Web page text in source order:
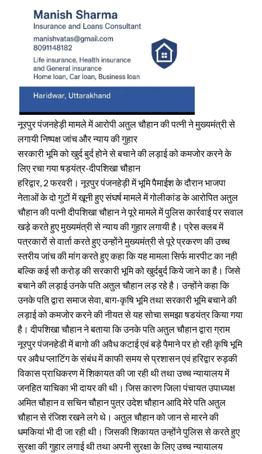
नूरपुर पंजनहेड़ी मामले में आरोपी अतुल चौहान की पत्नी ने मुख्यमंत्री से
लगायी निष्पक्ष जांच और न्याय की गुहार
सरकारी भूमि को खुर्द बुर्द होने से बचाने की लड़ाई को कमजोर करने के
लिए रचा गया षड़यंत्र-दीपशिखा चौहान
हरिद्वार, 2 फरवरी। नूरपुर पंजनहेड़ी में भूमि पैमाईश के दौरान भाजपा
नेताओं के दो गुटों में खूनी हुए संघर्ष मामले में गोलीकांड के आरोपित अतुल
चौहान की पत्नी दीपशिखा चौहान ने पूरे मामले में पुलिस कार्रवाई पर सवाल
खड़े करते हुए मुख्यमंत्री से न्याय की गुहार लगायी है। प्रेस क्लब में
पत्रकारों से वार्ता करते हुए उन्होंने मुख्यमंत्री से पूरे प्रकरण की उच्च
स्तरीय जांच की मांग करते हुए कहा कि यह मामला सिर्फ मारपीट का नही
बल्कि कई सौ करोड़ की सरकारी भूमि को खुर्दबुर्द किये जाने का है। जिसे
बचाने की लड़ाई उनके पति अतुल चौहान लड़ रहे है। उन्होंने कहा कि
उनके पति द्वारा समाज सेवा, बाग-कृषि भूमि तथा सरकारी भूमि बचाने की
लड़ाई को कमजोर करने की नीयत से यह सोचा समझा षडयंत्र किया गया
है। दीपशिखा चौहान ने बताया कि उनके पति अतुल चौहान द्वारा ग्राम
नूरपुर पंजनहेडी में बागो की अवैध कटाई एवं बड़े पैमाने पर हो रही कृषि भूमि
पर अवैध प्लाटिंग के संबंध में काफी समय से प्रशासन एवं हरिद्वार रुड़की
विकास प्राधिकरण में शिकायत की जा रही थी तथा उच्च न्यायालय में
जनहित याचिका भी दायर की थी। जिस कारण जिला पंचायत उपाध्यक्ष
अमित चौहान व सचिन चौहान पुत्र उदेश चौहान आदि मेरे पति अतुल
चौहान से रंजिश रखने लगे थे। अतुल चौहान को जान से मारने की
धमकियां भी दी जा रही थी। जिसकी शिकायत उन्होंने पुलिस से करते हुए
सुरक्षा की गुहार लगाई थी तथा अपनी सुरक्षा के लिए उच्च न्यायालय